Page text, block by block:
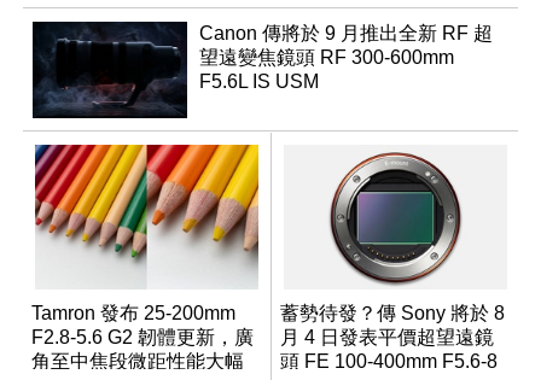
Canon 傳將於 9 月推出全新 RF 超
望遠變焦鏡頭 RF 300-600mm
F5.6L IS USM
Tamron 發布 25-200mm
F2.8-5.6 G2 韌體更新，廣
角至中焦段微距性能大幅
蓄勢待發？傳 Sony 將於 8
月 4 日發表平價超望遠鏡
頭 FE 100-400mm F5.6-8